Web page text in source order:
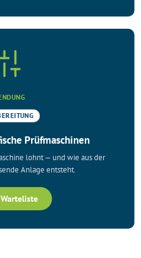
Prüfmaschinen
lohnt — und wie aus der
Anlage entsteht.